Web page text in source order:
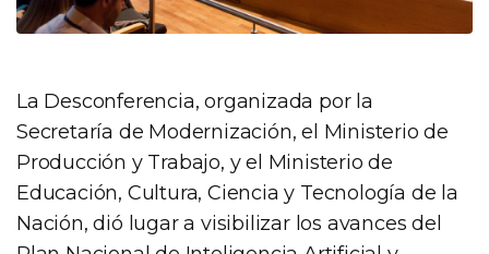
La Desconferencia, organizada por la
Secretaría de Modernización, el Ministerio de
Producción y Trabajo, y el Ministerio de
Educación, Cultura, Ciencia y Tecnología de la
Nación, dió lugar a visibilizar los avances del